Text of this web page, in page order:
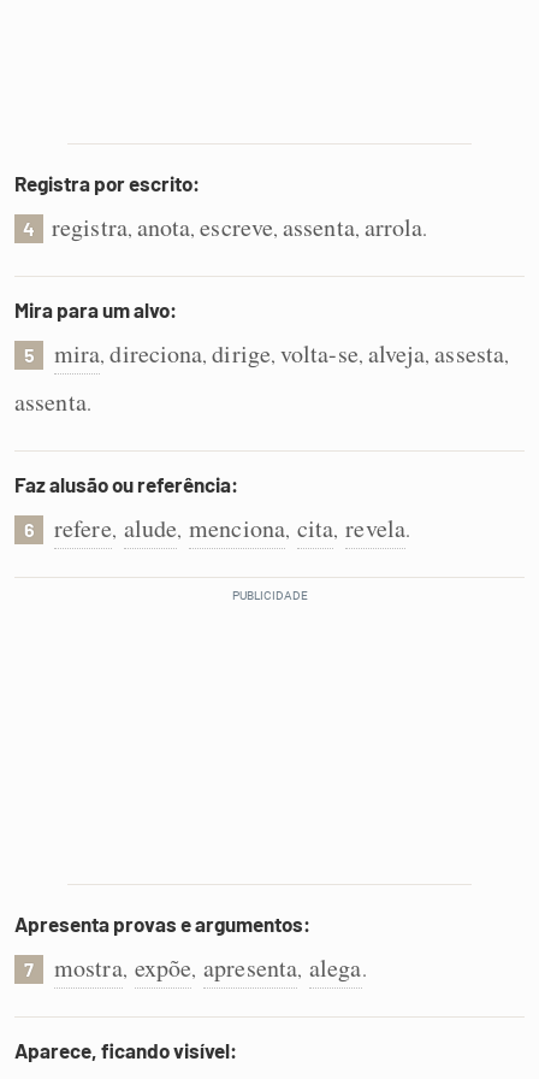
Registra por escrito:
4 registra, anota,escreve,assenta, arrola.
Mira para um alvo:
5 mira,direciona,dirige, volta-se, alveja,assesta,
assenta.
Faz alusão ou referência:
6 refere, alude, menciona, cita, revela.
Apresenta provas e argumentos:
7 mostra, expõe, apresenta, alega.
Aparece, ficando visível: